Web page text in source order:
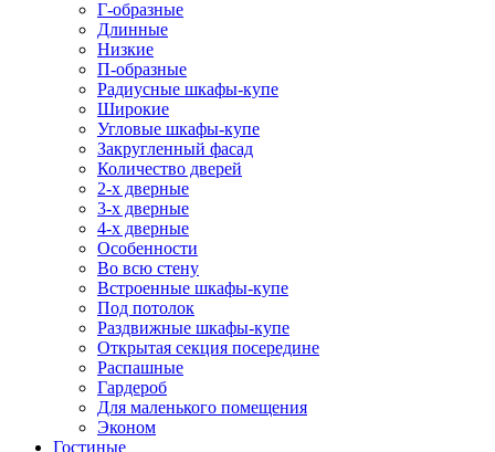
Г-образные
Длинные
Низкие
П-образные
Радиусные шкафы-купе
Широкие
Угловые шкафы-купе
Закругленный фасад
Количество дверей
2-х дверные
3-х дверные
4-х дверные
Особенности
Во всю стену
Встроенные шкафы-купе
Под потолок
Раздвижные шкафы-купе
Открытая секция посередине
Распашные
Гардероб
Для маленького помещения
Эконом
Гостиные